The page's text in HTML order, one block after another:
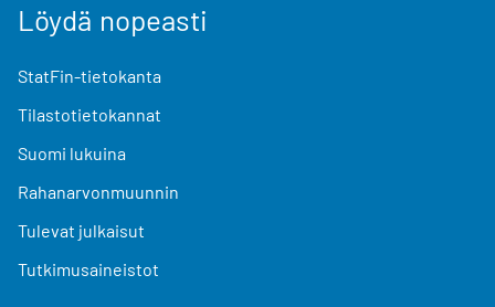
Löydä nopeasti
StatFin-tietokanta
Tilastotietokannat
Suomi lukuina
Rahanarvonmuunnin
Tulevat julkaisut
Tutkimusaineistot